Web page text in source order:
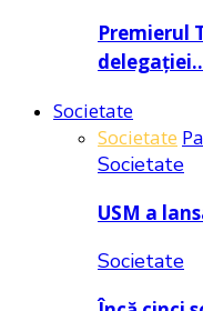
Premierul
Societate
Societate
Societate
USM a
Societate